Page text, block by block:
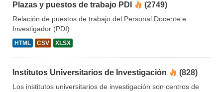
Plazas y puestos de trabajo PDI (2749)
Relación de puestos de trabajo del Personal Docente e
Investigador (PDI)
HTML CSV XLSX
Institutos Universitarios de Investigación (828)
Los institutos universitarios de investigación son centros de